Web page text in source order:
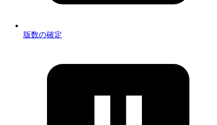
版数の確定